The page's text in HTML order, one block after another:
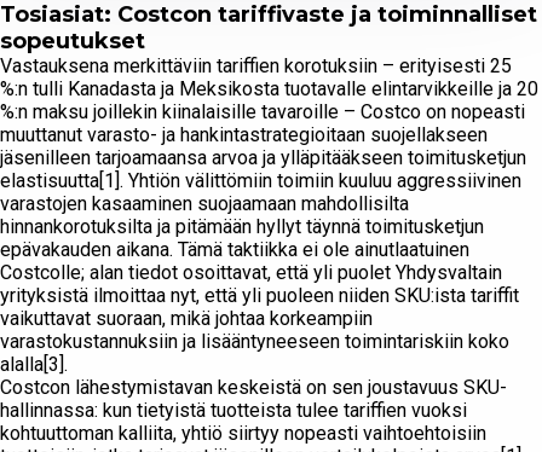
Tosiasiat: Costcon tariffivaste ja toiminnalliset
sopeutukset
Vastauksena merkittäviin tariffien korotuksiin – erityisesti 25
%:n tulli Kanadasta ja Meksikosta tuotavalle elintarvikkeille ja 20
%:n maksu joillekin kiinalaisille tavaroille – Costco on nopeasti
muuttanut varasto- ja hankintastrategioitaan suojellakseen
jäsenilleen tarjoamaansa arvoa ja ylläpitääkseen toimitusketjun
elastisuutta[1]. Yhtiön välittömiin toimiin kuuluu aggressiivinen
varastojen kasaaminen suojaamaan mahdollisilta
hinnankorotuksilta ja pitämään hyllyt täynnä toimitusketjun
epävakauden aikana. Tämä taktiikka ei ole ainutlaatuinen
Costcolle; alan tiedot osoittavat, että yli puolet Yhdysvaltain
yrityksistä ilmoittaa nyt, että yli puoleen niiden SKU:ista tariffit
vaikuttavat suoraan, mikä johtaa korkeampiin
varastokustannuksiin ja lisääntyneeseen toimintariskiin koko
alalla[3].
Costcon lähestymistavan keskeistä on sen joustavuus SKU-
hallinnassa: kun tietyistä tuotteista tulee tariffien vuoksi
kohtuuttoman kalliita, yhtiö siirtyy nopeasti vaihtoehtoisiin